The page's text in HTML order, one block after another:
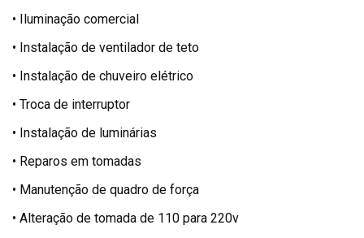
• Iluminação comercial
• Instalação de ventilador de teto
• Instalação de chuveiro elétrico
• Troca de interruptor
• Instalação de luminárias
• Reparos em tomadas
• Manutenção de quadro de força
• Alteração de tomada de 110 para 220v